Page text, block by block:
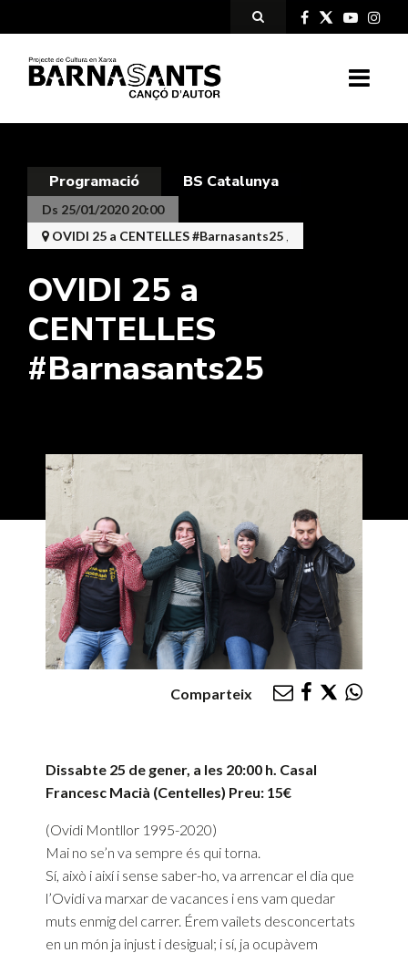
Programació BS Catalunya
Ds 25/01/2020 20:00
OVIDI 25 a CENTELLES #Barnasants25
OVIDI 25 a
CENTELLES
#Barnasants25
Comparteix
Dissabte 25 de gener, a les 20:00 h. Casal
Francesc Macià (Centelles) Preu: 15€
(Ovidi Montllor 1995-2020)
Mai no se’n va sempre és qui torna.
Sí, això i així i sense saber-ho, va arrencar el dia que
l’Ovidi va marxar de vacances i ens vam quedar
muts enmig del carrer. Érem vailets desconcertats
en un món ja injust i desigual; i sí, ja ocupàvem